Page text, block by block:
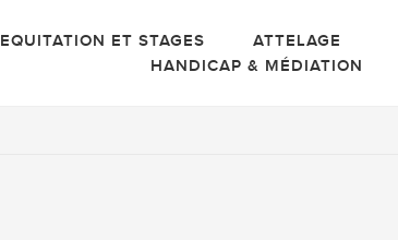
EQUITATION ET STAGES
ATTELAGE
HANDICAP & MÉDIATION